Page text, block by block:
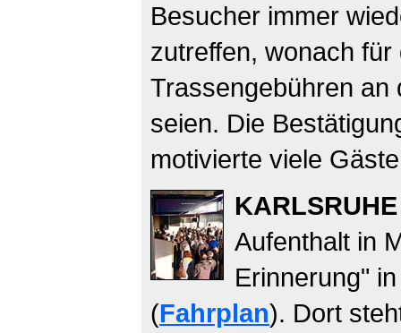
Besucher immer
zutreffen, wonach
Trassengebühren an
seien. Die
motivierte viele
KARLSRUHE
Aufenthalt in
Erinnerung"
(Fahrplan). Dort